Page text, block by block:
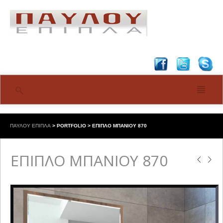
ΠΑΥΛΟΥ ΕΠΙΠΛΑ > PORTFOLIO > ΕΠΙΠΛΟ ΜΠΑΝΙΟΥ 870
ΕΠΙΠΛΟ ΜΠΑΝΙΟΥ 870